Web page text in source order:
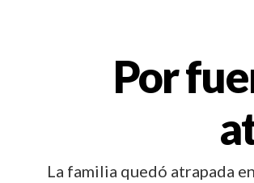
Por
La familia quedó atrapada